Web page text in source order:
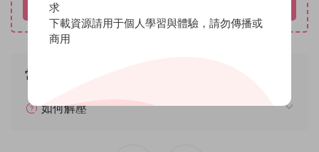
常見問題
如何解壓
求
下載資源請用于個人學習與體驗，請勿傳播或
商用